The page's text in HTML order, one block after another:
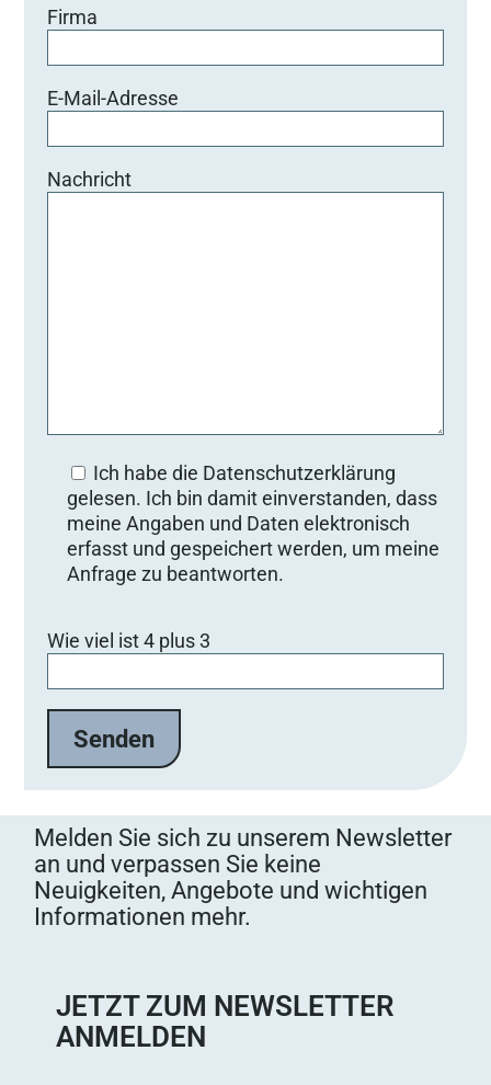
Firma
E-Mail-Adresse
Nachricht
Ich habe die Datenschutzerklärung
gelesen. Ich bin damit einverstanden, dass
meine Angaben und Daten elektronisch
erfasst und gespeichert werden, um meine
Anfrage zu beantworten.
i
t
a
s
s
e
d
i
e
e
Wie viel ist 4 plus 3
Melden Sie sich zu unserem Newsletter
an und verpassen Sie keine
Neuigkeiten, Angebote und wichtigen
Informationen mehr.
JETZT ZUM NEWSLETTER
ANMELDEN